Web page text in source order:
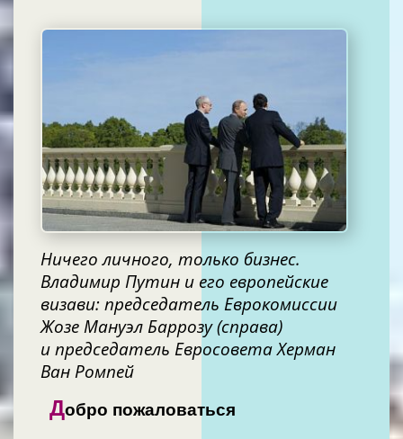
Ничего личного, только бизнес.
Владимир Путин и его европейские
визави: председатель Еврокомиссии
Жозе Мануэл Баррозу (справа)
и председатель Евросовета Херман
Ван Ромпей
Добро пожаловаться